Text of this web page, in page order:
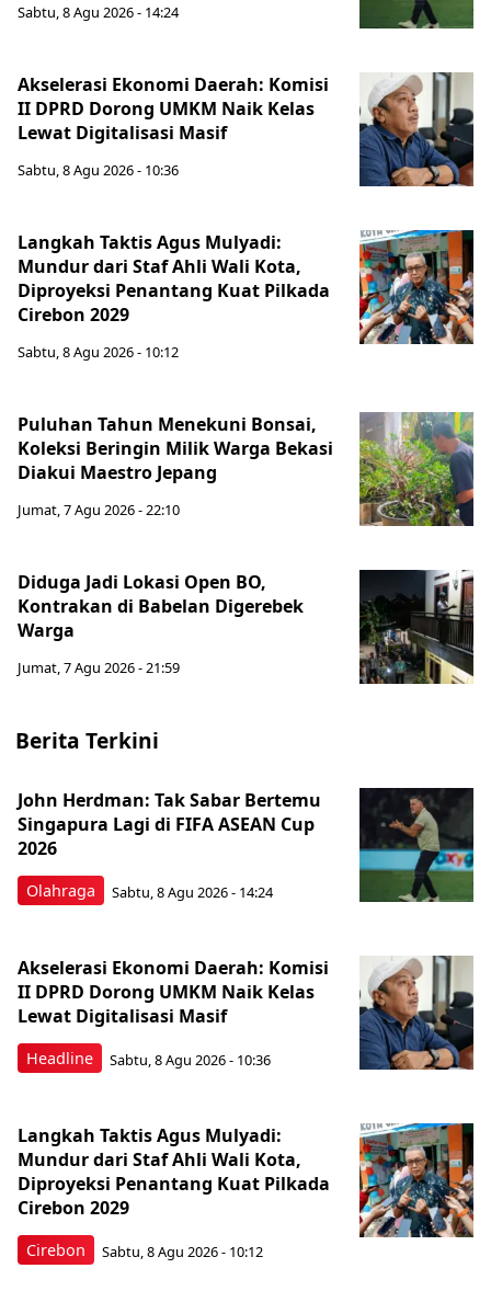
Sabtu, 8 Agu 2026 - 14:24
Akselerasi Ekonomi Daerah: Komisi
II DPRD Dorong UMKM Naik Kelas
Lewat Digitalisasi Masif
Sabtu, 8 Agu 2026 - 10:36
Langkah Taktis Agus Mulyadi:
Mundur dari Staf Ahli Wali Kota,
Diproyeksi Penantang Kuat Pilkada
Cirebon 2029
Sabtu, 8 Agu 2026 - 10:12
Puluhan Tahun Menekuni Bonsai,
Koleksi Beringin Milik Warga Bekasi
Diakui Maestro Jepang
Jumat, 7 Agu 2026 - 22:10
Diduga Jadi Lokasi Open BO,
Kontrakan di Babelan Digerebek
Warga
Jumat, 7 Agu 2026 - 21:59
Berita Terkini
Olahraga
John Herdman: Tak Sabar Bertemu
Singapura Lagi di FIFA ASEAN Cup
2026
Sabtu, 8 Agu 2026 - 14:24
Headline
Akselerasi Ekonomi Daerah: Komisi
II DPRD Dorong UMKM Naik Kelas
Lewat Digitalisasi Masif
Sabtu, 8 Agu 2026 - 10:36
Cirebon
Langkah Taktis Agus Mulyadi:
Mundur dari Staf Ahli Wali Kota,
Diproyeksi Penantang Kuat Pilkada
Cirebon 2029
Sabtu, 8 Agu 2026 - 10:12